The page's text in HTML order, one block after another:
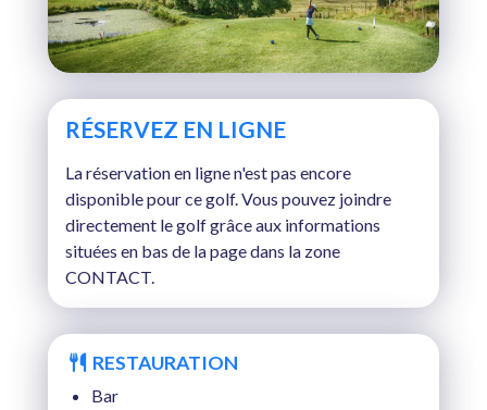
RÉSERVEZ EN LIGNE
La réservation en ligne n'est pas encore
disponible pour ce golf. Vous pouvez joindre
directement le golf grâce aux informations
situées en bas de la page dans la zone
CONTACT.
RESTAURATION
Bar